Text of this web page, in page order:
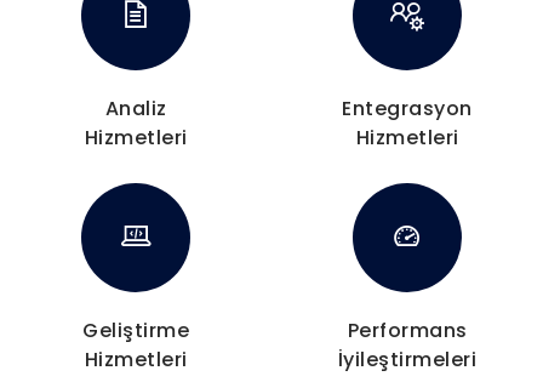
Analiz
Hizmetleri
Entegrasyon
Hizmetleri
Geliştirme
Hizmetleri
Performans
İyileştirmeleri